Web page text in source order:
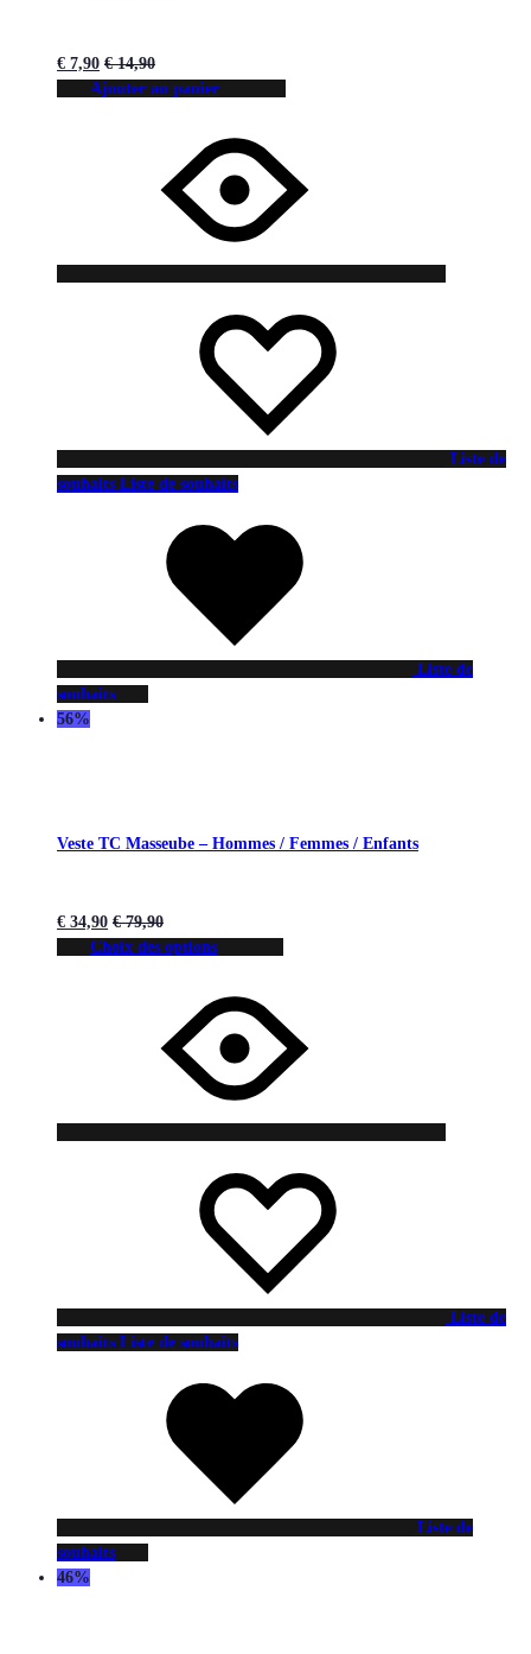
€ 7,90 €14,90
Ajouter au panier
Liste de
souhaits Liste de souhaits
Liste de
souhaits
56%
Veste TC Masseube – Hommes / Femmes / Enfants
€ 34,90 €79,90
Choix des options
Liste de
souhaits Liste de souhaits
Liste de
souhaits
46%